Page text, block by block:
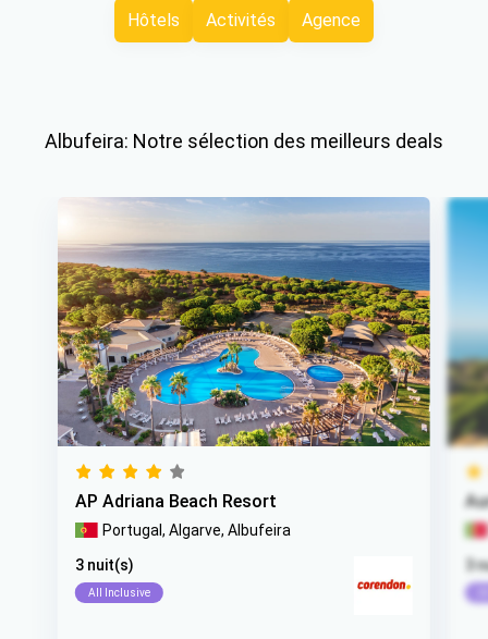
Hôtels Activités Agence
Albufeira: Notre sélection des meilleurs deals
AP Adriana Beach Resort
Portugal, Algarve, Albufeira
3 nuit(s)
All Inclusive
3